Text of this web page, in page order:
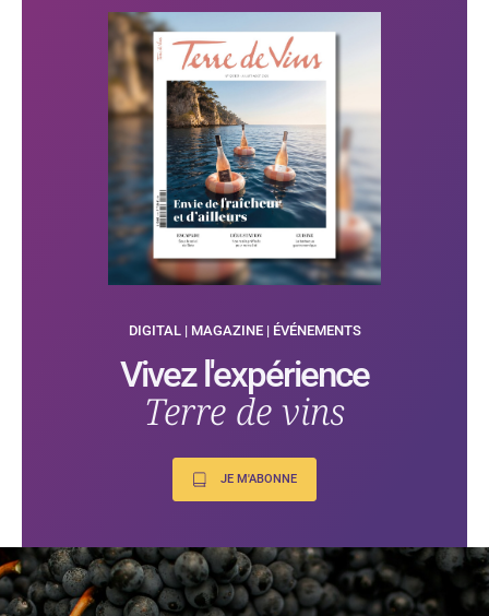
DIGITAL | MAGAZINE | ÉVÉNEMENTS
Vivez l'expérience
Terre de vins
JE M'ABONNE